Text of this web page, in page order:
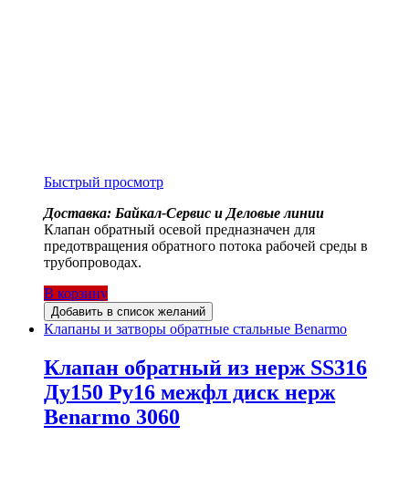
Быстрый просмотр
Доставка: Байкал-Сервис и Деловые линии
Клапан обратный осевой предназначен для
предотвращения обратного потока рабочей среды в
трубопроводах.
В корзину
Добавить в список желаний
Клапаны и затворы обратные стальные Benarmo
Клапан обратный из нерж SS316
Ду150 Ру16 межфл диск нерж
Benarmo 3060